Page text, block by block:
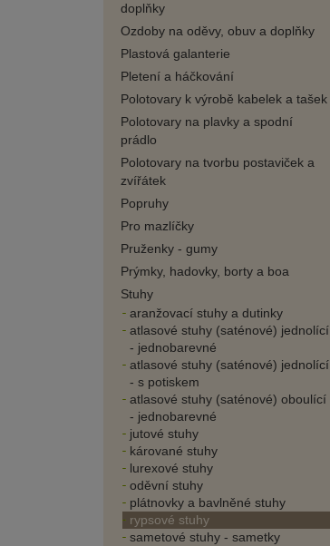
doplňky
Ozdoby na oděvy, obuv a doplňky
Plastová galanterie
Pletení a háčkování
Polotovary k výrobě kabelek a tašek
Polotovary na plavky a spodní
prádlo
Polotovary na tvorbu postaviček a
zvířátek
Popruhy
Pro mazlíčky
Pruženky - gumy
Prýmky, hadovky, borty a boa
Stuhy
aranžovací stuhy a dutinky
atlasové stuhy (saténové) jednolící
- jednobarevné
atlasové stuhy (saténové) jednolící
- s potiskem
atlasové stuhy (saténové) oboulící
- jednobarevné
jutové stuhy
kárované stuhy
lurexové stuhy
oděvní stuhy
plátnovky a bavlněné stuhy
rypsové stuhy
sametové stuhy - sametky